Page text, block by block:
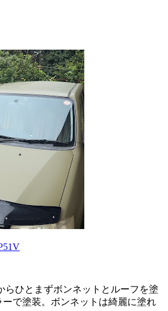
らひとまずボンネットとルーフを塗
ーで塗装。ボンネットは綺麗に塗れ